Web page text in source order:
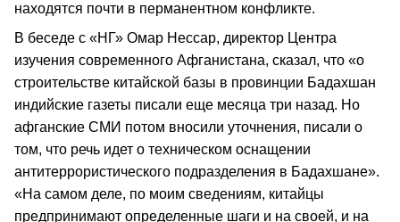
находятся почти в перманентном конфликте.
В беседе с «НГ» Омар Нессар, директор Центра
изучения современного Афганистана, сказал, что «о
строительстве китайской базы в провинции Бадахшан
индийские газеты писали еще месяца три назад. Но
афганские СМИ потом вносили уточнения, писали о
том, что речь идет о техническом оснащении
антитеррористического подразделения в Бадахшане».
«На самом деле, по моим сведениям, китайцы
предпринимают определенные шаги и на своей, и на